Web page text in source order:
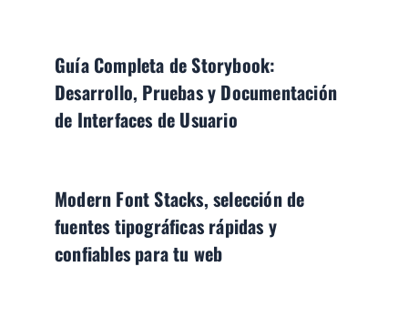
Guía Completa de Storybook:
Desarrollo, Pruebas y Documentación
de Interfaces de Usuario
Modern Font Stacks, selección de
fuentes tipográficas rápidas y
confiables para tu web